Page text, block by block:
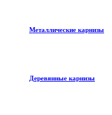
Металлические карнизы
Деревянные карнизы